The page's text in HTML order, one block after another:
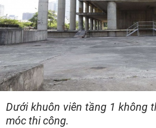
Dưới khuôn viên tầng 1 không
móc thi công.